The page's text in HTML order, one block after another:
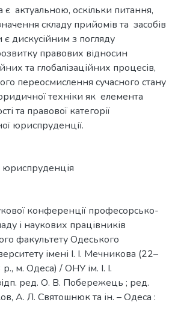
актуальною, оскільки питання,
складу прийомів та засобів
дискусійним з погляду
правових відносин
та глобалізаційних процесів,
переосмислення сучасного стану
техніки як елемента
та правової категорії
юриспруденції.
юриспруденція
конференції професорсько-
і наукових працівників
факультету Одеського
імені І. І. Мечникова (22–
м. Одеса) / ОНУ ім. І. І.
ред. О. В. Побережець ; ред.
А. Л. Святошнюк та ін. – Одеса :